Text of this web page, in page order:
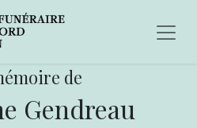
de
Gendreau